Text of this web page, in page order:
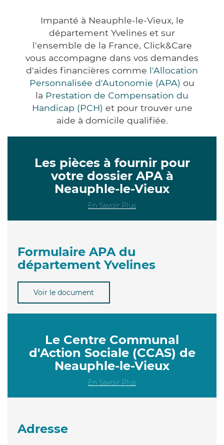
Impanté à Neauphle-le-Vieux, le
département Yvelines et sur
l'ensemble de la France, Click&Care
vous accompagne dans vos demandes
d'aides financières comme l'Allocation
Personnalisée d'Autonomie (APA) ou
la Prestation de Compensation du
Handicap (PCH) et pour trouver une
aide à domicile qualifiée.
Les pièces à fournir pour
votre dossier APA à
Neauphle-le-Vieux
En Savoir Plus
Formulaire APA du
département Yvelines
Voir le document
Le Centre Communal
d'Action Sociale (CCAS) de
Neauphle-le-Vieux
En Savoir Plus
Adresse